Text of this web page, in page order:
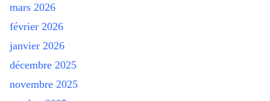
mars 2026
février 2026
janvier 2026
décembre 2025
novembre 2025